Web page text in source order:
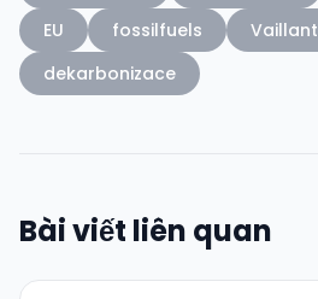
EU
fossilfuels Vaillant
dekarbonizace
Bài viết liên quan